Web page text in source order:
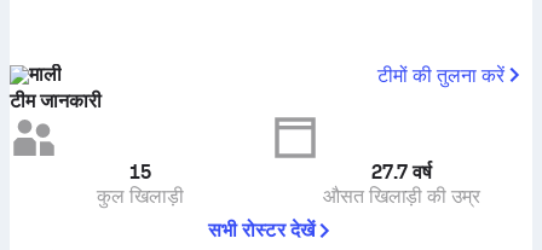
माली
टीमों की तुलना करें
टीम जानकारी
15
कुल खिलाड़ी
27.7वर्ष
औसत खिलाड़ी की उम्र
सभी रोस्टर देखें